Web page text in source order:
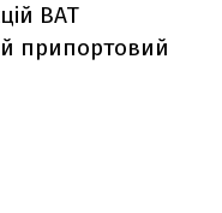
ВАТ
припортовий